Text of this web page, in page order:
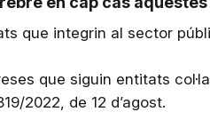
que integrin al sector
que siguin entitats
2022, de 12 d’agost.